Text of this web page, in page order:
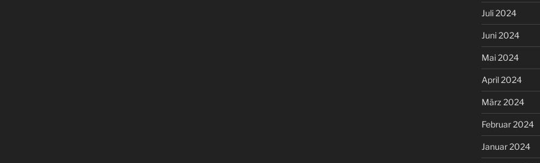
Juli 2024
Juni 2024
Mai 2024
April 2024
März 2024
Februar 2024
Januar 2024